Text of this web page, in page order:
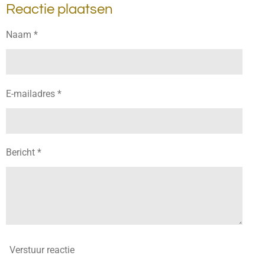
e
n
l
r
e
e
n
Reactie plaatsen
Naam *
E-mailadres *
Bericht *
Verstuur reactie